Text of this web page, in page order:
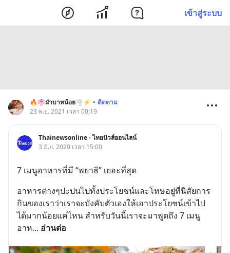
เข้าสู่ระบบ
🔥👘ฝ่าบาทน้อย🌪️⚡ • ติดตาม
23 พ.ย. 2021 เวลา 00:19
Thainewsonline - ไทยนิวส์ออนไลน์
3 มิ.ย. 2020 เวลา 15:00
7 เมนูอาหารที่มี “พยาธิ” เยอะที่สุด
อาหารต่างๆปะปนไปทั้งประโยชน์และโทษอยู่ที่นิสัยการ
กินของเราว่าเราจะบังคับตัวเองให้เอาประโยชน์เข้าไป
ได้มากน้อยแค่ไหน สำหรับวันนี้เราจะมาพูดถึง 7 เมนู
อาห... อ่านต่อ